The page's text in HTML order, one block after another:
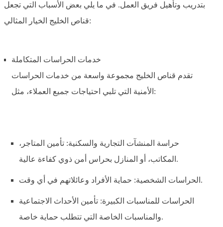
بتدريب وتأهيل فريق العمل. في ما يلي بعض الأسباب التي تجعل
قناص الخليج الخيار المثالي:
خدمات الحراسات المتكاملة
تقدم قناص الخليج مجموعة واسعة من خدمات الحراسات
الأمنية التي تلبي احتياجات جميع العملاء، مثل:
حراسة المنشآت التجارية والسكنية: تأمين المتاجر،
المكاتب، أو المنازل بحراس أمن ذوي كفاءة عالية.
الحراسات الشخصية: حماية الأفراد وعائلاتهم في أي وقت.
الحراسات للمناسبات الكبيرة: تأمين الأحداث الاجتماعية
والمناسبات الخاصة التي تتطلب حماية خاصة.